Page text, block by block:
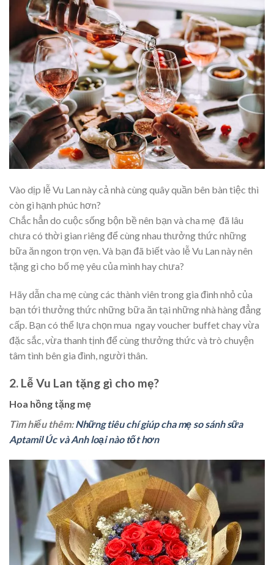
Vào dịp lễ Vu Lan này cả nhà cùng quây quần bên bàn tiệc thì
còn gì hạnh phúc hơn?
Chắc hẳn do cuộc sống bộn bề nên bạn và cha mẹ đã lâu
chưa có thời gian riêng để cùng nhau thưởng thức những
bữa ăn ngon trọn vẹn. Và bạn đã biết vào lễ Vu Lan này nên
tặng gì cho bố mẹ yêu của mình hay chưa?
Hãy dẫn cha mẹ cùng các thành viên trong gia đình nhỏ của
bạn tới thưởng thức những bữa ăn tại những nhà hàng đẳng
cấp. Bạn có thể lựa chọn mua ngay voucher buffet chay vừa
đặc sắc, vừa thanh tịnh để cùng thưởng thức và trò chuyện
tâm tình bên gia đình, người thân.
2. Lễ Vu Lan tặng gì cho mẹ?
Hoa hồng tặng mẹ
Tìm hiểu thêm:Những tiêu chí giúp cha mẹ so sánh sữa
Aptamil Úc và Anh loại nào tốt hơn